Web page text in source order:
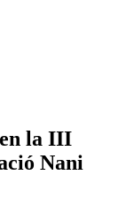
la III
Nani